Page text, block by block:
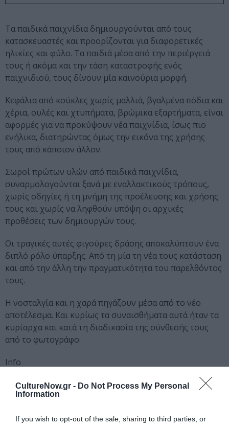
CultureNow.gr - Do Not Process My Personal
Information
If you wish to opt-out of the sale, sharing to third parties, or
Τα παιδικά παιχνίδια δημιουργούνται από τους
κατασκευαστές και προορίζονται για διαφορετικές
ηλικίες και φύλο. Τα παιδιά μέσα από την περιέργειά
τους ή ακόμα και την τάση καταστροφής ενός
παιχνιδιού, τους δίνουν μία καινούρια μορφή.
Κεφάλια από κούκλες χωρίς μαλλιά, βγαλμένα πόδια και
χέρια, ουλές και χτυπήματα, βρώμικα εξαρτήματα, είναι
αφορμές για να προκύψουν νέα παιχνίδια, ίσως πιο
ενήλικα, διατηρώντας όμως την εικόνα της χρήσης
τους από κάποιον άλλον.
Σωροί πρώτων υλών από παιδικά παιχνίδια,
συναρμολογούνται ξανά με εναλλακτικούς τρόπους,
χωρίς οδηγίες ή τη μνήμη της προέλευσης και χρήσης
τους και χωρίς να ληφθούν υπόψη οι αρχικές
προθέσεις των δημιουργών τους.
Οι τραγικές αυτές φιγούρες δράσης αποκαλύπτουν ένα
διπλό ρόλο ύπαρξης. Από τη μία τη νέα τους κατάσταση
και από την άλλη την πραγματικότητα του παρελθόντος
τους.
Η νοσταλγία και η χαρά πηγάζουν μέσα από το νέο
αποτέλεσμα. Και κυρίως τα συναισθήματα αυτά ήταν τα
κυρίαρχα και κατά τη διαδικασία της σύνθεσής τους
από το φωτογράφο.
Info
Βίκτωρ Κοέν
Dark Perkuliar Toys (Τα σκοτεινά, αλλόκοτα παιχνίδια)
5242211